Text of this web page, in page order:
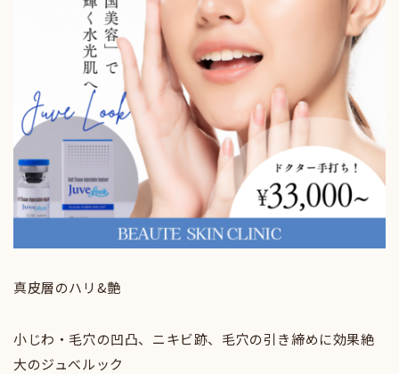
真皮層のハリ&艶
小じわ・毛穴の凹凸、ニキビ跡、毛穴の引き締めに効果絶
大のジュべルック